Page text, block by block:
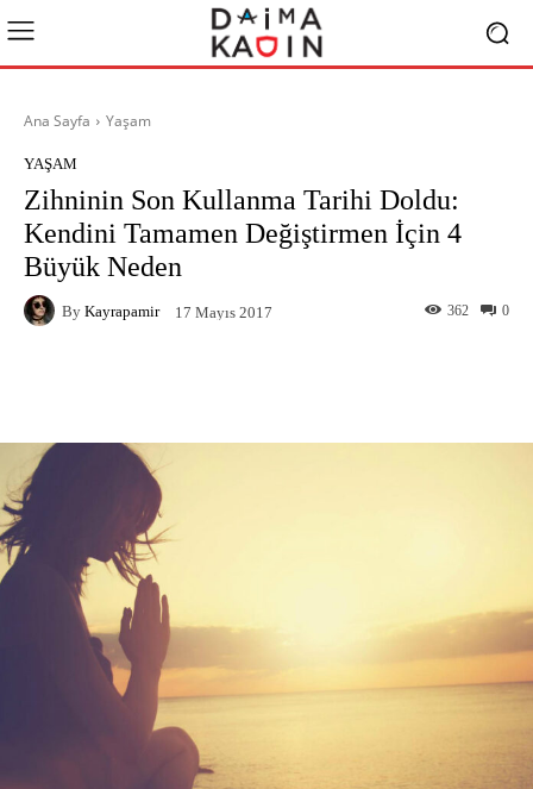
Ana Sayfa Yaşam
YAŞAM
Zihninin Son Kullanma Tarihi Doldu:
Kendini Tamamen Değiştirmen İçin 4
Büyük Neden
By Kayrapamir 17 Mayıs 2017 0
362